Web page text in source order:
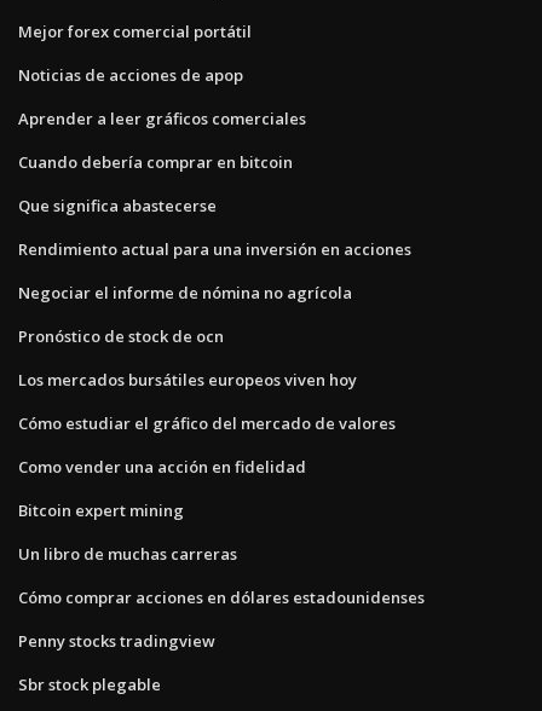
Mejor forex comercial portátil
Noticias de acciones de apop
Aprender a leer gráficos comerciales
Cuando debería comprar en bitcoin
Que significa abastecerse
Rendimiento actual para una inversión en acciones
Negociar el informe de nómina no agrícola
Pronóstico de stock de ocn
Los mercados bursátiles europeos viven hoy
Cómo estudiar el gráfico del mercado de valores
Como vender una acción en fidelidad
Bitcoin expert mining
Un libro de muchas carreras
Cómo comprar acciones en dólares estadounidenses
Penny stocks tradingview
Sbr stock plegable